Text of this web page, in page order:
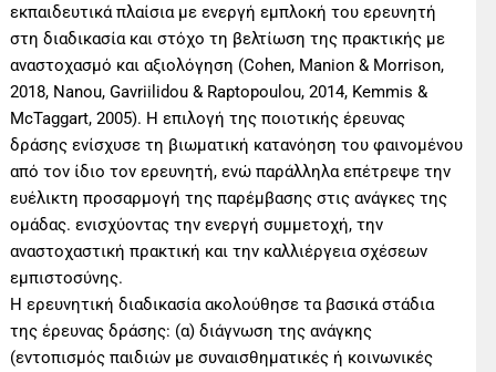
εκπαιδευτικά πλαίσια με ενεργή εμπλοκή του ερευνητή
στη διαδικασία και στόχο τη βελτίωση της πρακτικής με
αναστοχασμό και αξιολόγηση (Cohen, Manion & Morrison,
2018, Nanou, Gavriilidou & Raptopoulou, 2014, Kemmis &
McTaggart, 2005). Η επιλογή της ποιοτικής έρευνας
δράσης ενίσχυσε τη βιωματική κατανόηση του φαινομένου
από τον ίδιο τον ερευνητή, ενώ παράλληλα επέτρεψε την
ευέλικτη προσαρμογή της παρέμβασης στις ανάγκες της
ομάδας. ενισχύοντας την ενεργή συμμετοχή, την
αναστοχαστική πρακτική και την καλλιέργεια σχέσεων
εμπιστοσύνης.
Η ερευνητική διαδικασία ακολούθησε τα βασικά στάδια
της έρευνας δράσης: (α) διάγνωση της ανάγκης
(εντοπισμός παιδιών με συναισθηματικές ή κοινωνικές